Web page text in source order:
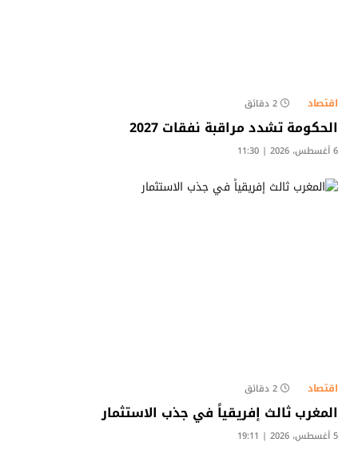
اقتصاد 2 دقائق
الحكومة تشدد مراقبة نفقات 2027
6 أغسطس، 2026 | 11:30
اقتصاد 2 دقائق
المغرب ثالث إفريقياً في جذب الاستثمار
5 أغسطس، 2026 | 19:11